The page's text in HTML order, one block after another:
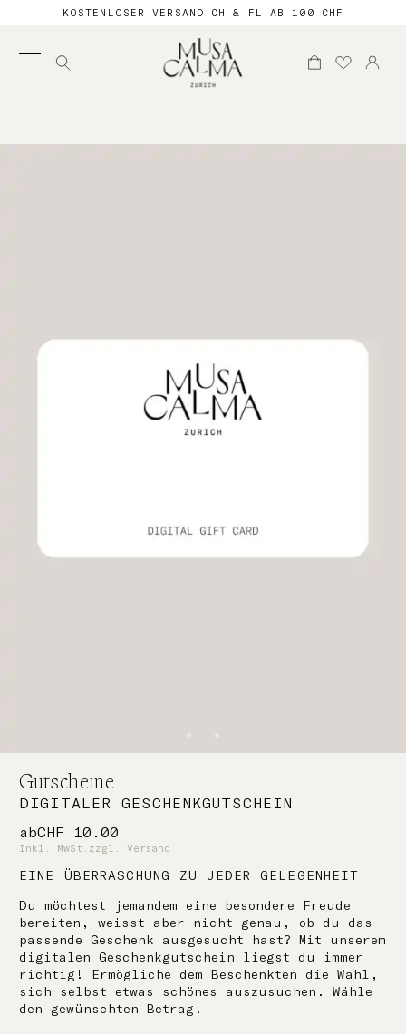
KOSTENLOSER VERSAND CH & FL AB 100 CHF
Suche
nach:
Gutscheine
DIGITALER GESCHENKGUTSCHEIN
abCHF 10.00
Inkl. MwSt. zzgl.Versand
EINE ÜBERRASCHUNG ZU JEDER GELEGENHEIT
Du möchtest jemandem eine besondere Freude
bereiten, weisst aber nicht genau, ob du das
passende Geschenk ausgesucht hast? Mit unserem
digitalen Geschenkgutschein liegst du immer
richtig! Ermögliche dem Beschenkten die Wahl,
sich selbst etwas schönes auszusuchen. Wähle
den gewünschten Betrag.